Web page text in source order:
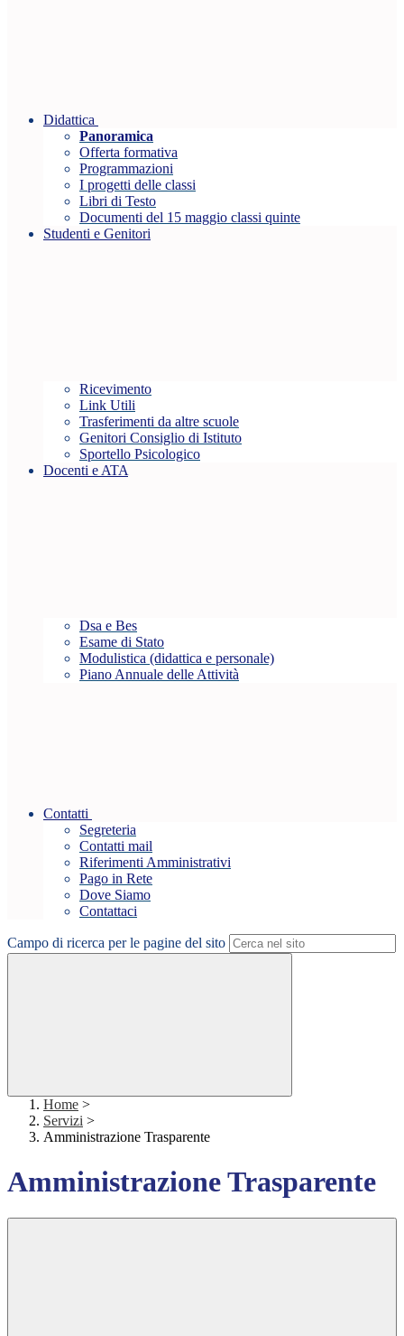
Didattica
Panoramica
Offerta formativa
Programmazioni
I progetti delle classi
Libri di Testo
Documenti del 15 maggio classi quinte
Studenti e Genitori
Ricevimento
Link Utili
Trasferimenti da altre scuole
Genitori Consiglio di Istituto
Sportello Psicologico
Docenti e ATA
Dsa e Bes
Esame di Stato
Modulistica (didattica e personale)
Piano Annuale delle Attività
Contatti
Segreteria
Contatti mail
Riferimenti Amministrativi
Pago in Rete
Dove Siamo
Contattaci
Campo di ricerca per le pagine del sito
Home >
Servizi >
Amministrazione Trasparente
Amministrazione Trasparente